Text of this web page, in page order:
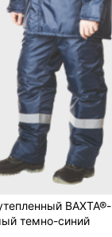
ВАХТА®-
темно-синий